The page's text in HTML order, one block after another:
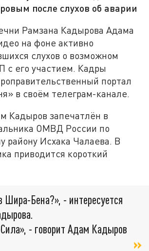
после слухов об аварии
Рамзана Кадырова Адама
на фоне активно
слухов о возможном
с его участием. Кадры
портал
в своём телеграм-канале.
Кадыров запечатлён в
ОМВД России по
району Исхака Чалаева. В
приводится короткий
Бена?», - интересуется
- говорит Адам Кадыров